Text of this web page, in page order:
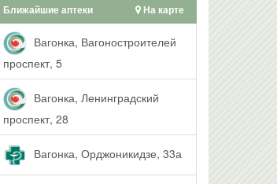
Ближайшие аптеки На карте
Вагонка, Вагоностроителей
проспект, 5
Вагонка, Ленинградский
проспект, 28
Вагонка, Орджоникидзе, 33а